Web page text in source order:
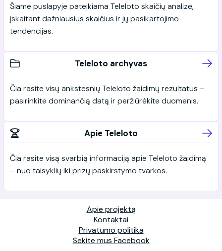
Šiame puslapyje pateikiama Teleloto skaičių analizė,
įskaitant dažniausius skaičius ir jų pasikartojimo
tendencijas.
Teleloto archyvas
Čia rasite visų ankstesnių Teleloto žaidimų rezultatus –
pasirinkite dominančią datą ir peržiūrėkite duomenis.
Apie Teleloto
Čia rasite visą svarbią informaciją apie Teleloto žaidimą
– nuo taisyklių iki prizų paskirstymo tvarkos.
Apie projektą
Kontaktai
Privatumo politika
Sekite mus Facebook